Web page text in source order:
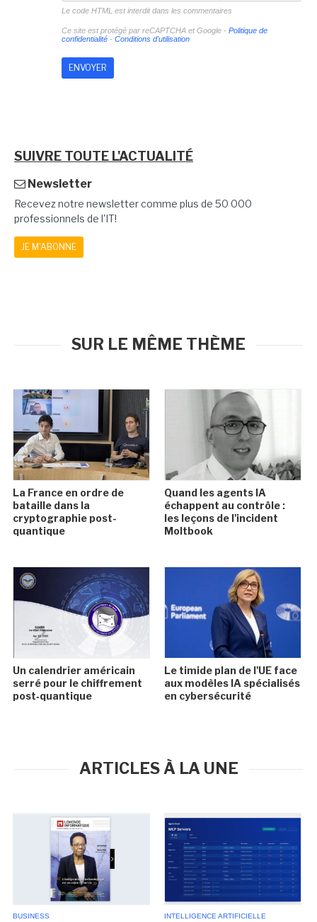
Le code HTML est interdit dans les commentaires
Ce site est protégé par reCAPTCHA et Google - Politique de
confidentialité- Conditions d'utilisation
SUIVRE TOUTE L'ACTUALITÉ
Newsletter
Recevez notre newsletter comme plus de 50 000
professionnels de l'IT!
JE M'ABONNE
SUR LE MÊME THÈME
La France en ordre de
bataille dans la
cryptographie post-
quantique
Quand les agents IA
échappent au contrôle :
les leçons de l'incident
Moltbook
Un calendrier américain
serré pour le chiffrement
post‑quantique
Le timide plan de l'UE face
aux modèles IA spécialisés
en cybersécurité
ARTICLES À LA UNE
BUSINESS INTELLIGENCE ARTIFICIELLE